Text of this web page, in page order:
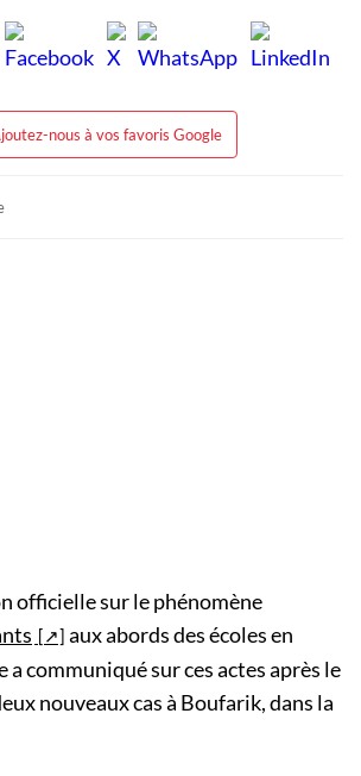
nous à vos favoris Google
officielle sur le phénomène
aux abords des écoles en
a communiqué sur ces actes après le
nouveaux cas à Boufarik, dans la